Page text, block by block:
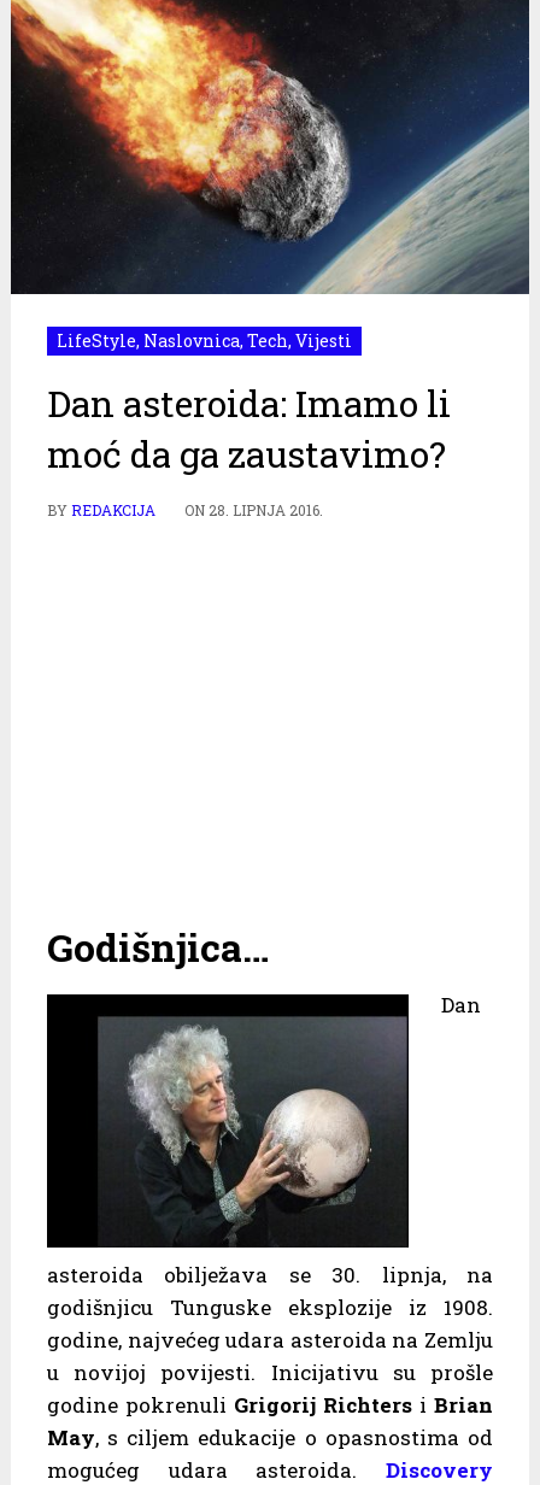
LifeStyle, Naslovnica, Tech, Vijesti
Dan asteroida: Imamo li
moć da ga zaustavimo?
BYREDAKCIJA ON 28. LIPNJA 2016.
Godišnjica…
Dan
asteroida obilježava se 30. lipnja, na
godišnjicu Tunguske eksplozije iz 1908.
godine, najvećeg udara asteroida na Zemlju
u novijoj povijesti. Inicijativu su prošle
godine pokrenuli Grigorij Richters iBrian
May, s ciljem edukacije o opasnostima od
mogućeg udara asteroida.Discovery